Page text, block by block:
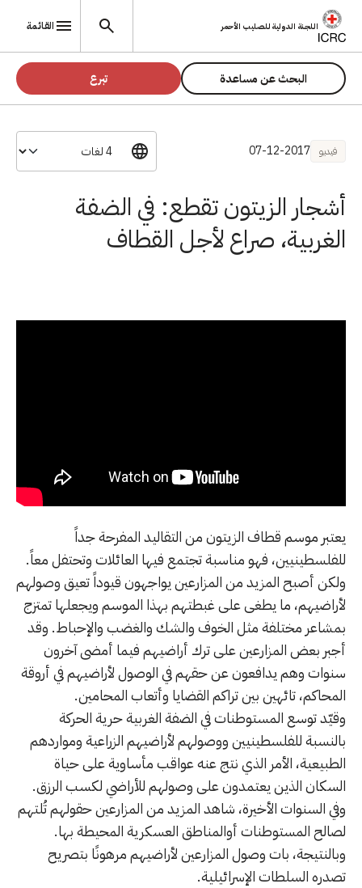
تجاوز إلى المحتوى الرئيسي
اللجنة الدولية للصليب الأحمر القائمة
البحث عن مساعدة تبرع
فيديو 07-12-2017
أشجار الزيتون تقطع: في الضفة
الغربية، صراع لأجل القطاف
يعتبر موسم قطاف الزيتون من التقاليد المفرحة جداً
للفلسطينيين، فهو مناسبة تجتمع فيها العائلات وتحتفل معاً.
ولكن أصبح المزيد من المزارعين يواجهون قيوداً تعيق وصولهم
لأراضيهم، ما يطغى على غبطتهم بهذا الموسم ويجعلها تمتزج
بمشاعر مختلفة مثل الخوف والشك والغضب والإحباط. وقد
أجبر بعض المزارعين على ترك أراضيهم فيما أمضى آخرون
سنوات وهم يدافعون عن حقهم في الوصول لأراضيهم في أروقة
المحاكم، تائهين بين تراكم القضايا وأتعاب المحامين.
وقيّد توسع المستوطنات في الضفة الغربية حرية الحركة
بالنسبة للفلسطينيين ووصولهم لأراضيهم الزراعية ومواردهم
الطبيعية، الأمر الذي نتج عنه عواقب مأساوية على حياة
السكان الذين يعتمدون على وصولهم للأراضي لكسب الرزق.
وفي السنوات الأخيرة، شاهد المزيد من المزارعين حقولهم تُلتهم
لصالح المستوطنات أوالمناطق العسكرية المحيطة بها.
وبالنتيجة، بات وصول المزارعين لأراضيهم مرهونًا بتصريح
تصدره السلطات الإسرائيلية.